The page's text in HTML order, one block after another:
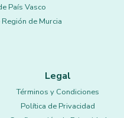
País Vasco
de Murcia
Legal
Términos y Condiciones
Política de Privacidad